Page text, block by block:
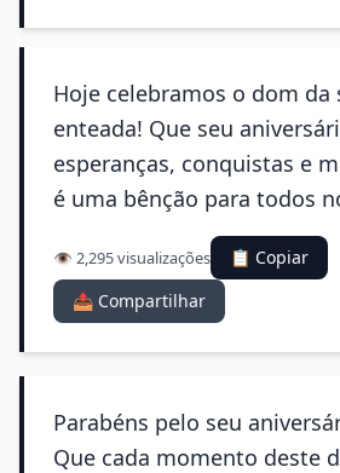
Hoje celebramos o dom da
enteada! Que seu
esperanças, conquistas e
é uma bênção para todos
👁️ 2,295 visualizações
📋 Copiar
📤 Compartilhar
Parabéns pelo seu
Que cada momento deste